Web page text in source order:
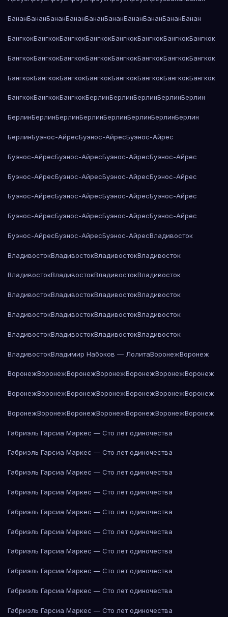
БананБананБананБананБананБананБананБананБананБанан
БангкокБангкокБангкокБангкокБангкокБангкокБангкокБангкок
БангкокБангкокБангкокБангкокБангкокБангкокБангкокБангкок
БангкокБангкокБангкокБангкокБангкокБангкокБангкокБангкок
БангкокБангкокБангкокБерлинБерлинБерлинБерлинБерлин
БерлинБерлинБерлинБерлинБерлинБерлинБерлинБерлин
БерлинБуэнос-АйресБуэнос-АйресБуэнос-Айрес
Буэнос-АйресБуэнос-АйресБуэнос-АйресБуэнос-Айрес
Буэнос-АйресБуэнос-АйресБуэнос-АйресБуэнос-Айрес
Буэнос-АйресБуэнос-АйресБуэнос-АйресБуэнос-Айрес
Буэнос-АйресБуэнос-АйресБуэнос-АйресБуэнос-Айрес
Буэнос-АйресБуэнос-АйресБуэнос-АйресВладивосток
ВладивостокВладивостокВладивостокВладивосток
ВладивостокВладивостокВладивостокВладивосток
ВладивостокВладивостокВладивостокВладивосток
ВладивостокВладивостокВладивостокВладивосток
ВладивостокВладивостокВладивостокВладивосток
ВладивостокВладимир Набоков — ЛолитаВоронежВоронеж
ВоронежВоронежВоронежВоронежВоронежВоронежВоронеж
ВоронежВоронежВоронежВоронежВоронежВоронежВоронеж
ВоронежВоронежВоронежВоронежВоронежВоронежВоронеж
Габриэль Гарсиа Маркес — Сто лет одиночества
Габриэль Гарсиа Маркес — Сто лет одиночества
Габриэль Гарсиа Маркес — Сто лет одиночества
Габриэль Гарсиа Маркес — Сто лет одиночества
Габриэль Гарсиа Маркес — Сто лет одиночества
Габриэль Гарсиа Маркес — Сто лет одиночества
Габриэль Гарсиа Маркес — Сто лет одиночества
Габриэль Гарсиа Маркес — Сто лет одиночества
Габриэль Гарсиа Маркес — Сто лет одиночества
Габриэль Гарсиа Маркес — Сто лет одиночества